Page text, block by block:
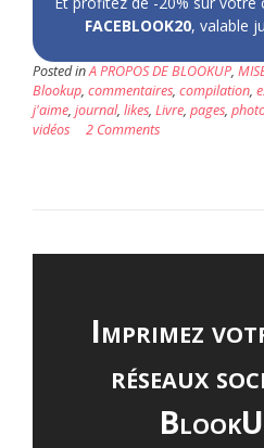
FACEBLOOK20, valable
Posted inA PROPOS DE BLOOKUP,
Blookup, commentaires, compilation,
j'aime, journal, likes, Livre, pages,
vidéos
2 Comments
Imprimez
réseaux